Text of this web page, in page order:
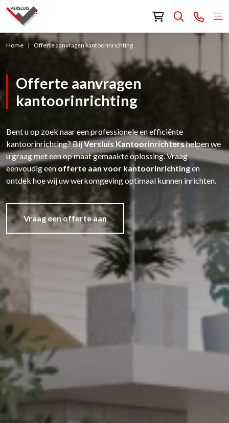
Home Offerte aanvragen kantoorinrichting
Offerte aanvragen
kantoorinrichting
Bent u op zoek naar een professionele en efficiënte
kantoorinrichting? BijVersluis Kantoorinrichtershelpen we
u graag met een op maat gemaakte oplossing. Vraag
eenvoudig een offerte aan voor kantoorinrichtingen
ontdek hoe wij uw werkomgeving optimaal kunnen inrichten.
Vraag een offerte aan